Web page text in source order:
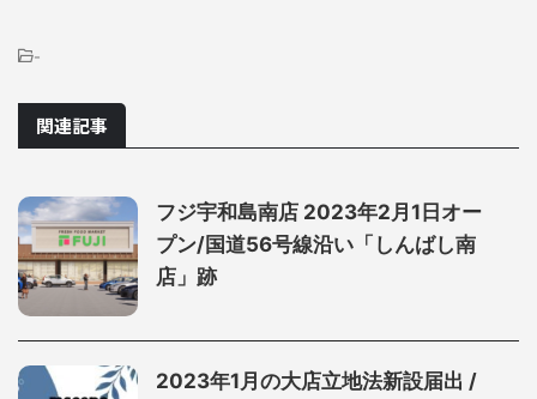
-
関連記事
フジ宇和島南店 2023年2月1日オー
プン/国道56号線沿い「しんばし南
店」跡
2023年1月の大店立地法新設届出 /